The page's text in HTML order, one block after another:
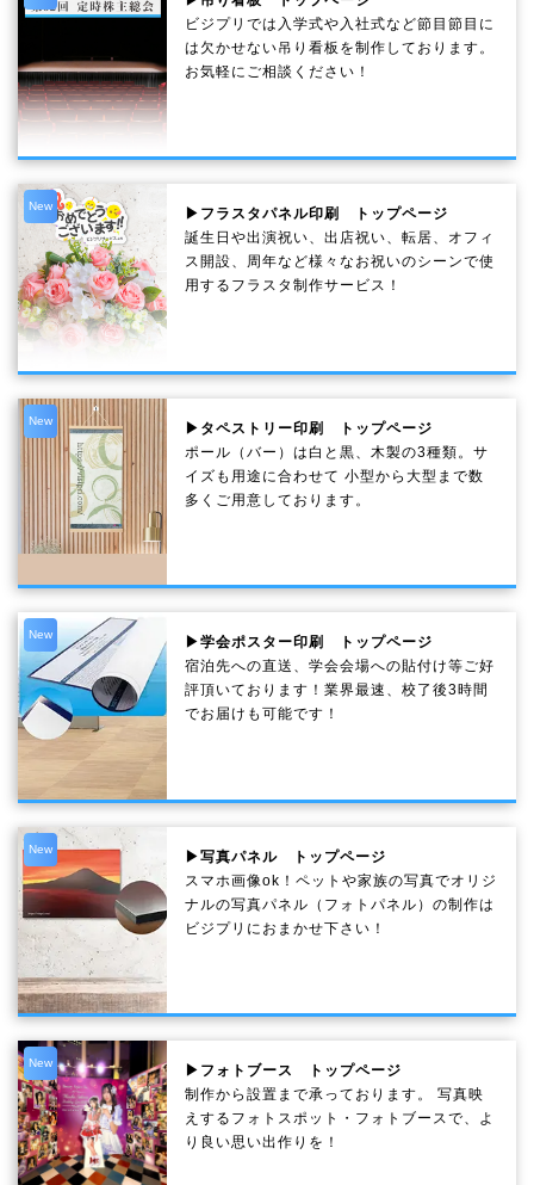
ビジプリでは入学式や入社式など節目節目に
は欠かせない吊り看板を制作しております。
お気軽にご相談ください！
New
▶フラスタパネル印刷 トップページ
誕生日や出演祝い、出店祝い、転居、オフィ
ス開設、周年など様々なお祝いのシーンで使
用するフラスタ制作サービス！
New
▶タペストリー印刷 トップページ
ポール（バー）は白と黒、木製の3種類。サ
イズも用途に合わせて 小型から大型まで数
多くご用意しております。
New
▶学会ポスター印刷 トップページ
宿泊先への直送、学会会場への貼付け等ご好
評頂いております！業界最速、校了後3時間
でお届けも可能です！
New
▶写真パネル トップページ
スマホ画像ok！ペットや家族の写真でオリジ
ナルの写真パネル（フォトパネル）の制作は
ビジプリにおまかせ下さい！
New
▶フォトブース トップページ
制作から設置まで承っております。 写真映
えするフォトスポット・フォトブースで、よ
り良い思い出作りを！